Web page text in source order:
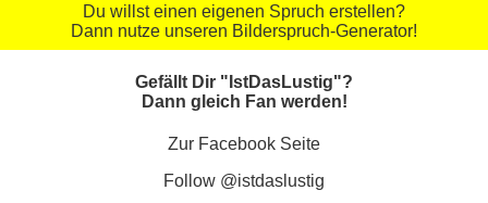
Du willst einen eigenen Spruch erstellen?
Dann nutze unseren Bilderspruch-Generator!
Gefällt Dir "IstDasLustig"?
Dann gleich Fan werden!
Zur Facebook Seite
Follow @istdaslustig